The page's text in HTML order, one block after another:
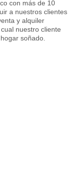
con más de 10
a nuestros clientes
y alquiler
nuestro cliente
soñado.